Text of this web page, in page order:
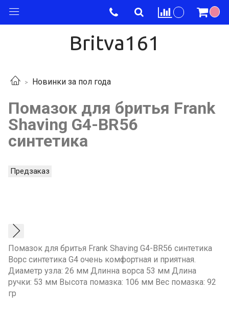
Britva161
Новинки за пол года
Помазок для бритья Frank
Shaving G4-BR56
синтетика
Предзаказ
Помазок для бритья Frank Shaving G4-BR56 синтетика
Ворс синтетика G4 очень комфортная и приятная.
Диаметр узла: 26 мм Длинна ворса 53 мм Длина
ручки: 53 мм Высота помазка: 106 мм Вес помазка: 92
гр